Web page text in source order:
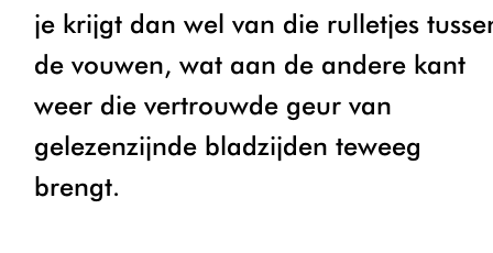
je krijgt dan wel van die rulletjes
de vouwen, wat aan de andere kant
weer die vertrouwde geur van
gelezenzijnde bladzijden teweeg
brengt.